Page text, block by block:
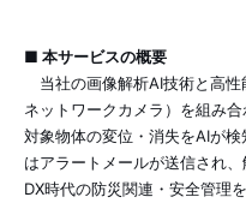
■ 本サービスの概要
当社の画像解析AI技術と高
ネットワークカメラ）を組み
対象物体の変位・消失をAIが
はアラートメールが送信され
DX時代の防災関連・安全管理